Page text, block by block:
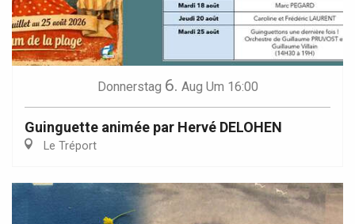
Donnerstag 6. Aug Um 16:00
Guinguette animée par Hervé DELOHEN
Le Tréport